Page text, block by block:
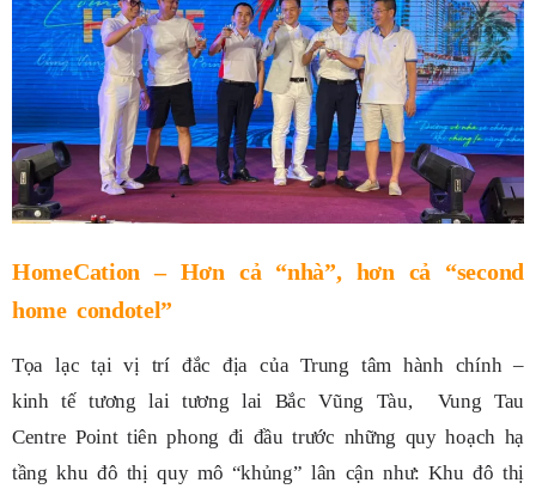
HomeCation – Hơn cả “nhà”, hơn cả “second
home condotel”
Tọa lạc tại vị trí đắc địa của Trung tâm hành chính –
kinh tế tương lai tương lai Bắc Vũng Tàu, Vung Tau
Centre Point tiên phong đi đầu trước những quy hoạch hạ
tầng khu đô thị quy mô “khủng” lân cận như: Khu đô thị